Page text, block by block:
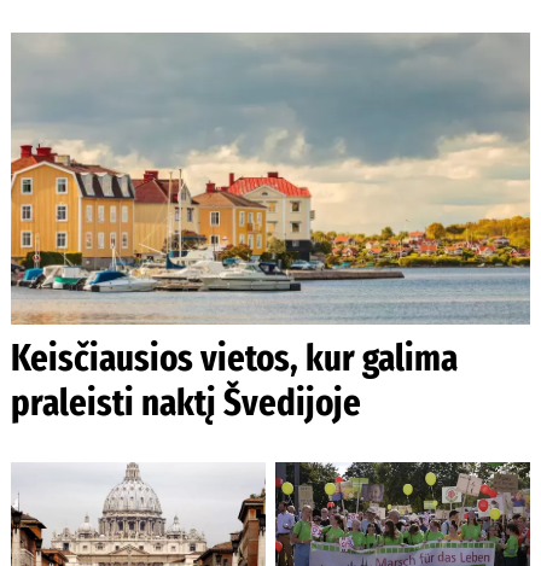
Keisčiausios vietos, kur galima
praleisti naktį Švedijoje